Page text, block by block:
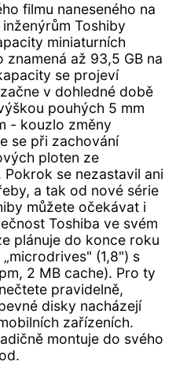
filmu naneseného na
Toshiby
miniaturních
až 93,5 GB na
se projeví
v dohledné době
pouhých 5 mm
- kouzlo změny
se při zachování
ploten ze
se nezastavil ani
a tak od nové série
můžete očekávat i
Toshiba ve svém
plánuje do konce roku
(1,8") s
2 MB cache). Pro ty
pravidelně,
disky nacházejí
zařízeních.
montuje do svého